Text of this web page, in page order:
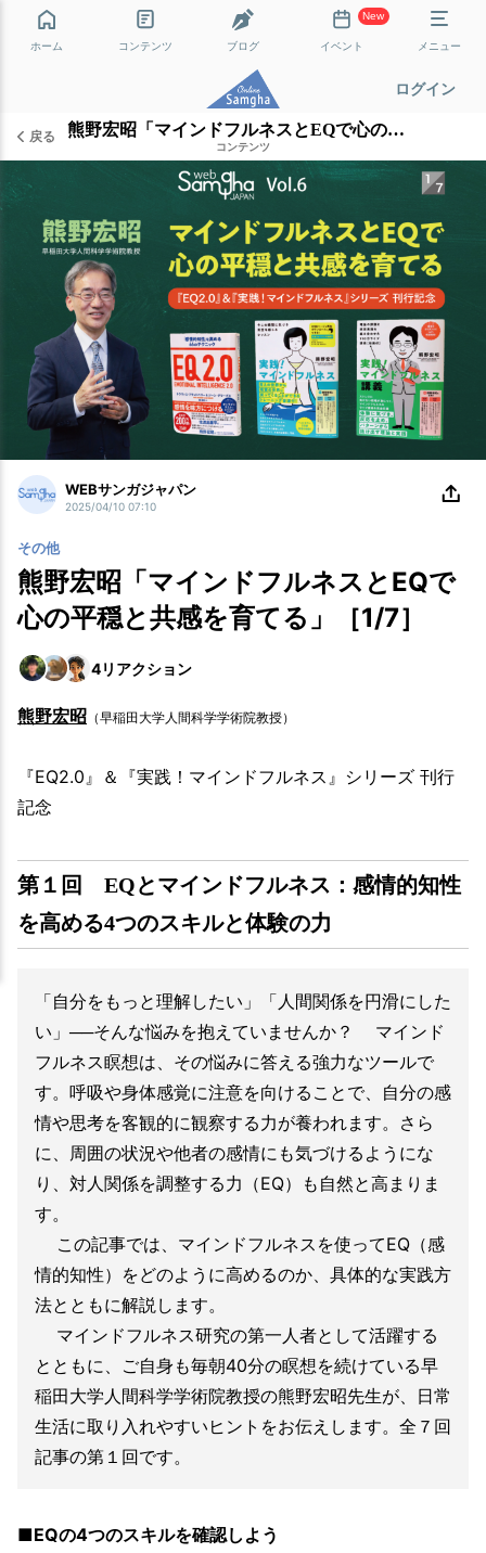
ホーム コンテンツ ブログ
New
イベント メニュー
ログイン
戻る 熊野宏昭「マインドフルネスとEQで心の平穏と共感を育てる」［1/7］
コンテンツ
WEBサンガジャパン
2025/04/10 07:10
その他
熊野宏昭「マインドフルネスとEQで
心の平穏と共感を育てる」［1/7］
4リアクション
熊野宏昭 （早稲田大学人間科学学術院教授）
『EQ2.0』＆『実践！マインドフルネス』シリーズ 刊行
記念
第１回 EQとマインドフルネス：感情的知性
を高める4つのスキルと体験の力
「自分をもっと理解したい」「人間関係を円滑にした
い」──そんな悩みを抱えていませんか？ マインド
フルネス瞑想は、その悩みに答える強力なツールで
す。呼吸や身体感覚に注意を向けることで、自分の感
情や思考を客観的に観察する力が養われます。さら
に、周囲の状況や他者の感情にも気づけるようにな
り、対人関係を調整する力（EQ）も自然と高まりま
す。
この記事では、マインドフルネスを使ってEQ（感
情的知性）をどのように高めるのか、具体的な実践方
法とともに解説します。
マインドフルネス研究の第一人者として活躍する
とともに、ご自身も毎朝40分の瞑想を続けている早
稲田大学人間科学学術院教授の熊野宏昭先生が、日常
生活に取り入れやすいヒントをお伝えします。全７回
記事の第１回です。
■EQの4つのスキルを確認しよう